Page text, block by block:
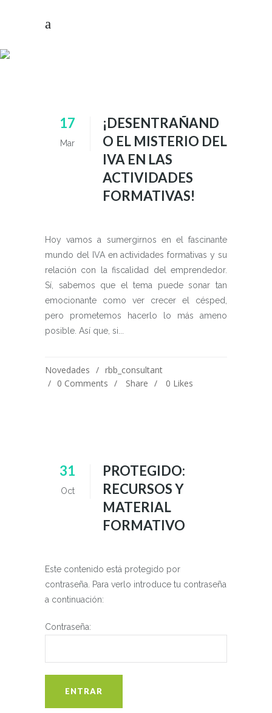
17
Mar
¡DESENTRAÑAND
O EL MISTERIO DEL
IVA EN LAS
ACTIVIDADES
FORMATIVAS!
Hoy vamos a sumergirnos en el fascinante
mundo del IVA en actividades formativas y su
relación con la fiscalidad del emprendedor.
Sí, sabemos que el tema puede sonar tan
emocionante como ver crecer el césped,
pero prometemos hacerlo lo más ameno
posible. Así que, si...
Novedades
rbb_consultant
0 Comments
Share 0 Likes
31
Oct
PROTEGIDO:
RECURSOS Y
MATERIAL
FORMATIVO
Este contenido está protegido por
contraseña. Para verlo introduce tu contraseña
a continuación:
Contraseña: